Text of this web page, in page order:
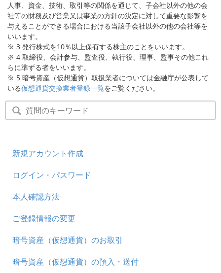
人事、資金、技術、取引等の関係を通じて、子会社以外の他の会
社等の財務及び営業又は事業の方針の決定に対して重要な影響を
与えることができる場合における当該子会社以外の他の会社等を
いいます。
※ 3 発行株式を10％以上保有する株主のことをいいます。
※ 4 取締役、会計参与、監査役、執行役、理事、監事その他これ
らに準ずる者をいいます。
※ 5 暗号資産（仮想通貨）取扱業者については金融庁が公表して
いる仮想通貨交換業者登録一覧をご覧ください。
新規アカウント作成
ログイン・パスワード
本人確認方法
ご登録情報の変更
暗号資産（仮想通貨）のお取引
暗号資産（仮想通貨）の預入・送付